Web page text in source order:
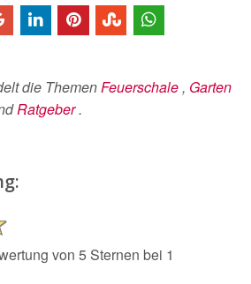
die ThemenFeuerschale, Garten
Ratgeber.
von 5 Sternen bei 1